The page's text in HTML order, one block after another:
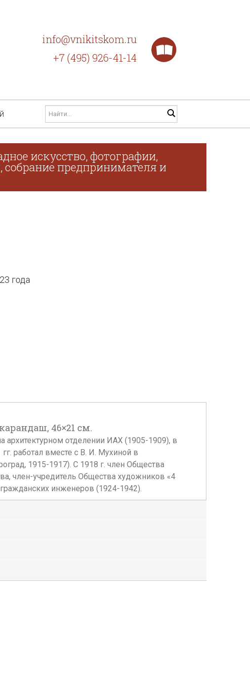
info@vnikitskom.ru
+7 (495) 926-41-14
искусство, фотографии,
собрание предпринимателя и
года
46×21 см.
архитектурном отделении ИАХ (1905-1909), в
работал вместе с В. И. Мухиной в
1915-1917). С 1918 г. член Общества
член-учредитель Общества художников «4
инженеров (1924-1942).